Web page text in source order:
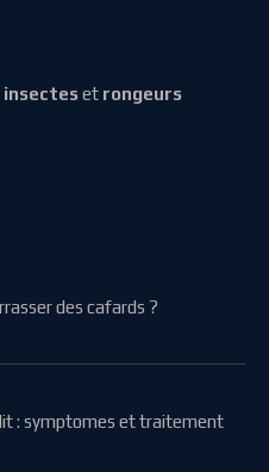
insecteset rongeurs
des cafards ?
lit : symptomes et traitement